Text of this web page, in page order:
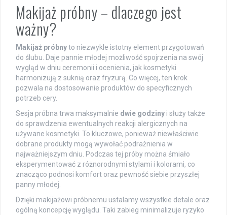
Makijaż próbny – dlaczego jest
ważny?
Makijaż próbnyto niezwykle istotny element przygotowań
do ślubu. Daje pannie młodej możliwość spojrzenia na swój
wygląd w dniu ceremonii i ocenienia, jak kosmetyki
harmonizują z suknią oraz fryzurą. Co więcej, ten krok
pozwala na dostosowanie produktów do specyficznych
potrzeb cery.
Sesja próbna trwa maksymalnie dwie godziny i służy także
do sprawdzenia ewentualnych reakcji alergicznych na
używane kosmetyki. To kluczowe, ponieważ niewłaściwie
dobrane produkty mogą wywołać podrażnienia w
najważniejszym dniu. Podczas tej próby można śmiało
eksperymentować z różnorodnymi stylami i kolorami, co
znacząco podnosi komfort oraz pewność siebie przyszłej
panny młodej.
Dzięki makijażowi próbnemu ustalamy wszystkie detale oraz
ogólną koncepcję wyglądu. Taki zabieg minimalizuje ryzyko